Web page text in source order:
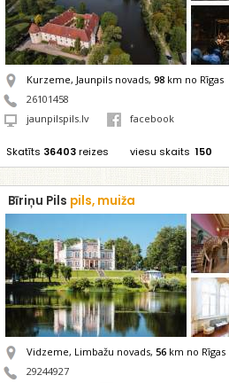
Kurzeme, Jaunpils novads, 98 km no Rīgas
26101458
jaunpilspils.lv
facebook
Skatīts 36403reizes viesu skaits 150
Bīriņu Pils pils, muiža
Vidzeme, Limbažu novads, 56 km no Rīgas
29244927